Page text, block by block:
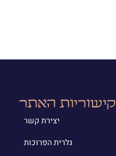
קישוריות האתר
יצירת קשר
גלרית הפרוכות